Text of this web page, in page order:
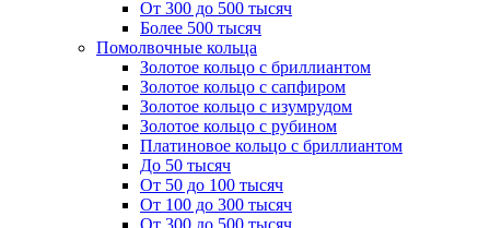
От 300 до 500 тысяч
Более 500 тысяч
Помолвочные кольца
Золотое кольцо с бриллиантом
Золотое кольцо с сапфиром
Золотое кольцо с изумрудом
Золотое кольцо с рубином
Платиновое кольцо с бриллиантом
До 50 тысяч
От 50 до 100 тысяч
От 100 до 300 тысяч
От 300 до 500 тысяч